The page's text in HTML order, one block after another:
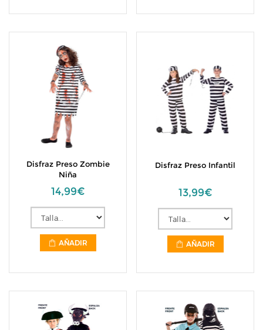
Disfraz Preso Zombie
Niña
14,99€
AÑADIR
Disfraz Preso Infantil
13,99€
AÑADIR